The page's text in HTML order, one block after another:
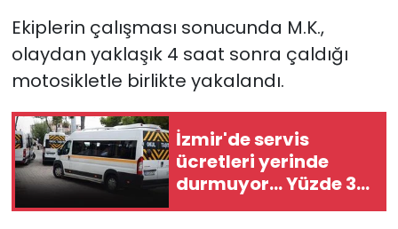
Ekiplerin çalışması sonucunda M.K.,
olaydan yaklaşık 4 saat sonra çaldığı
motosikletle birlikte yakalandı.
İzmir'de servis
ücretleri yerinde
durmuyor... Yüzde 35
zam!